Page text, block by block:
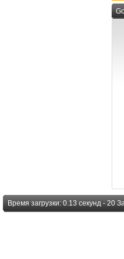
Время загрузки: 0.13 секунд - 20